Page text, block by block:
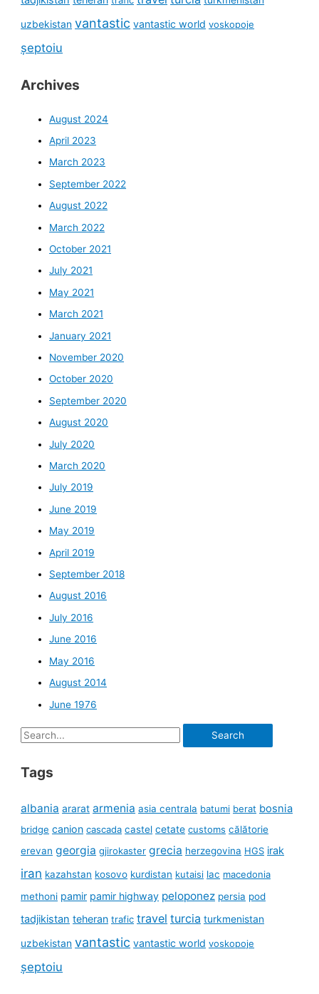
uzbekistan vantastic vantastic world voskopoje
șeptoiu
Archives
August 2024
April 2023
March 2023
September 2022
August 2022
March 2022
October 2021
July 2021
May 2021
March 2021
January 2021
November 2020
October 2020
September 2020
August 2020
July 2020
March 2020
July 2019
June 2019
May 2019
April 2019
September 2018
August 2016
July 2016
June 2016
May 2016
August 2014
June 1976
Search
Tags
albania ararat armenia asia centrala batumi berat bosnia
bridge canion cascada castel cetate customs călătorie
erevan georgia gjirokaster grecia herzegovina HGS irak
iran kazahstan kosovo kurdistan kutaisi lac macedonia
methoni pamir pamir highway peloponez persia pod
tadjikistan teheran trafic travel turcia turkmenistan
uzbekistan vantastic vantastic world voskopoje
șeptoiu